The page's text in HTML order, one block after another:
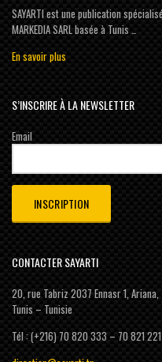
SAYARTI est une publication
MARKEDIA SARL basée à Tunis …
En savoir plus
S’INSCRIRE À LA NEWSLETTER
Email
CONTACTER SAYARTI
20, rue Tabriz 2037 Ennasr 1, Ariana,
Tunis – Tunisie
Tél : (+216) 70 820 333 – 70 821 221